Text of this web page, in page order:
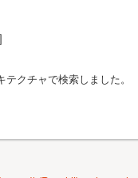
]
テクチャで検索しました。